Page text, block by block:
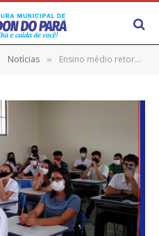
Notícias » Ensino médio retorna com as aulas presenciais